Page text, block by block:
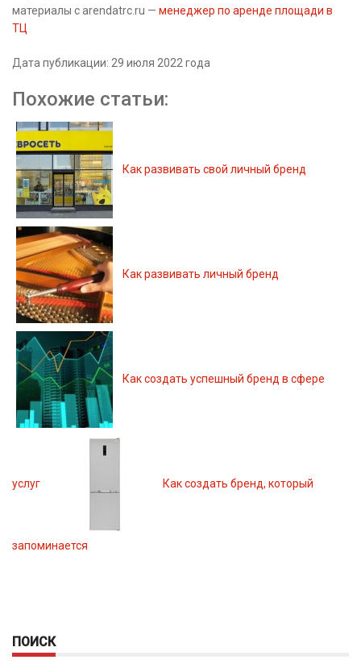
материалы с arendatrc.ru — менеджер по аренде площади в
ТЦ
Дата публикации: 29 июля 2022 года
Похожие статьи:
Как развивать свой личный бренд
Как развивать личный бренд
Как создать успешный бренд в сфере
услуг Как создать бренд, который
запоминается
ПОИСК